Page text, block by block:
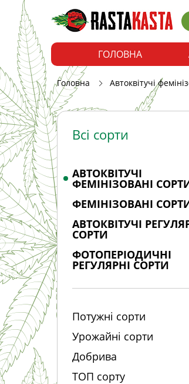
ГОЛОВНА
Головна Автоквітучі
Всі сорти
АВТОКВІТУЧІ
ФЕМІНІЗОВАНІ
ФЕМІНІЗОВАНІ
АВТОКВІТУЧІ
СОРТИ
ФОТОПЕРІОДИЧНІ
РЕГУЛЯРНІ СОРТИ
Потужні сорти
Урожайні сорти
Добрива
ТОП сорту